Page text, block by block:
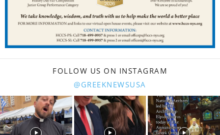
FOLLOW US ON INSTAGRAM
@GREEKNEWSUSA